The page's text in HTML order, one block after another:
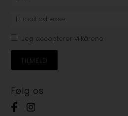
Jeg accepterer vilkårene
Følg os